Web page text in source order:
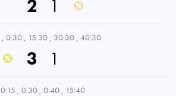
2 1
, 0:30 , 15:30 , 30:30 , 40:30
3 1
0:15 , 0:30 , 0:40 , 15:40